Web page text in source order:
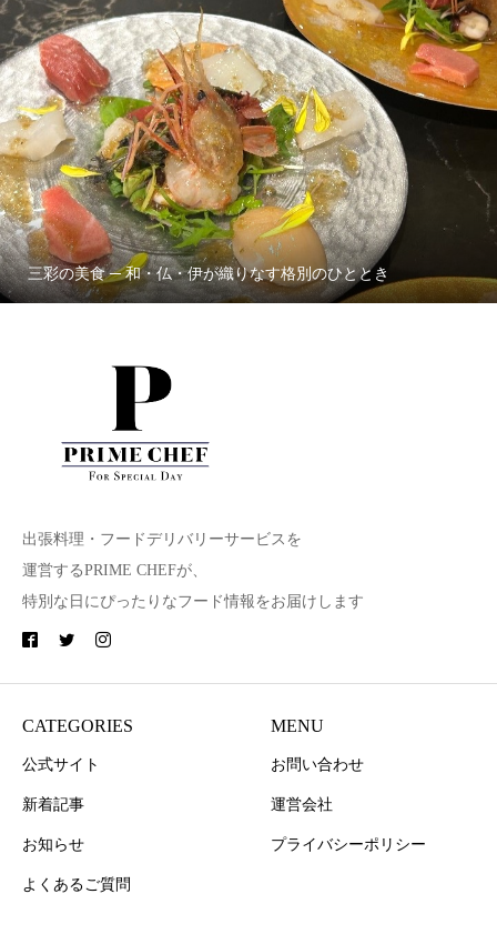
三彩の美食 ─ 和・仏・伊が織りなす格別のひととき
出張料理・フードデリバリーサービスを
運営するPRIME CHEFが、
特別な日にぴったりなフード情報をお届けします
CATEGORIES
公式サイト
新着記事
お知らせ
よくあるご質問
MENU
お問い合わせ
運営会社
プライバシーポリシー